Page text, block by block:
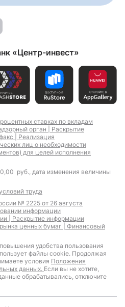
«Центр-инвест»
ставках по вкладам
орган | Раскрытие
| Реализация
лиц о необходимости
для целей исполнения
руб., дата изменения величины
труда
№ 2225 от 26 августа
информации
| Раскрытие информации
ценных бумаг | Финансовый
удобства пользования
файлы cookie. Продолжая
условия Положения
данных. Если вы не хотите,
обрабатывались, отключите